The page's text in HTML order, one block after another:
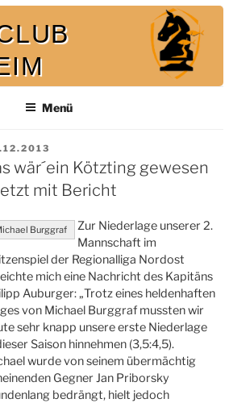
Menü
wär´ein Kötzting gewesen
mit Bericht
Burggraf
Zur Niederlage unserer 2.
Mannschaft im
der Regionalliga Nordost
mich eine Nachricht des Kapitäns
Auburger: „Trotz eines heldenhaften
von Michael Burggraf mussten wir
sehr knapp unsere erste Niederlage
Saison hinnehmen (3,5:4,5).
wurde von seinem übermächtig
Gegner Jan Priborsky
bedrängt, hielt jedoch